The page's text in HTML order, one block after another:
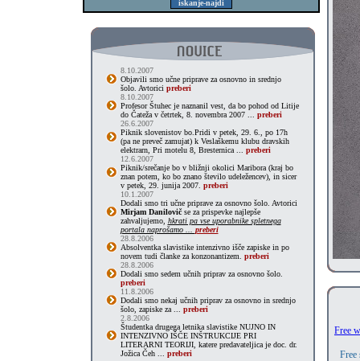
8.10.2007
Objavili smo učne priprave za osnovno in srednjo
šolo. Avtorici preberi
8.10.2007
Profesor Štuhec je naznanil vest, da bo pohod od Litije
do Čateža v četrtek, 8. novembra 2007 ... preberi
26.6.2007
Piknik slovenistov bo.Pridi v petek, 29. 6., po 17h
(pa ne preveč zamujat) k Veslaškemu klubu dravskih
elektrarn, Pri motelu 8, Bresternica ... preberi
12.6.2007
Piknik/srečanje bo v bližnji okolici Maribora (kraj bo
znan potem, ko bo znano število udeležencev), in sicer
v petek, 29. junija 2007. preberi
10.1.2007
Dodali smo tri učne priprave za osnovno šolo. Avtorici
Mirjam Danilovičse za prispevke najlepše
zahvaljujemo, hkrati pa vse uporabnike spletnega
portala naprošamo ... preberi
28.8.2006
Absolventka slavistike intenzivno išče zapiske in po
novem tudi članke za konzonantizem. preberi
28.8.2006
Dodali smo sedem učnih priprav za osnovno šolo.
preberi
11.8.2006
Dodali smo nekaj učnih priprav za osnovno in srednjo
šolo, zapiske za ... preberi
2.8.2006
Študentka drugega letnika slavistike NUJNO IN
INTENZIVNO IŠČE INŠTRUKCIJE PRI
LITERARNI TEORIJI, katere predavateljica je doc. dr.
Jožica Čeh ... preberi
Free
Free